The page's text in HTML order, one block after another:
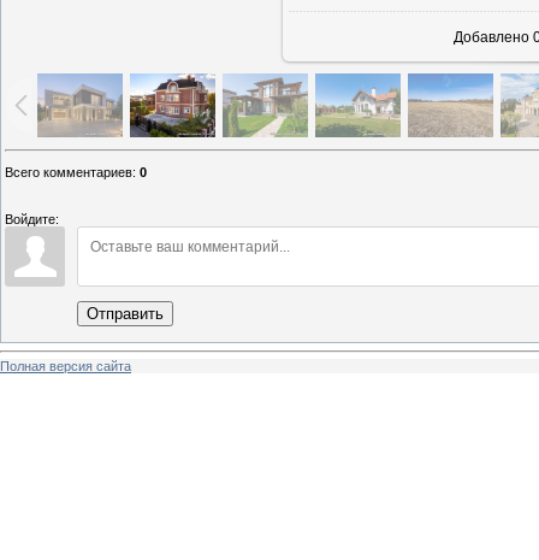
Добавлено
Всего комментариев: 0
Войдите:
Отправить
Полная версия сайта